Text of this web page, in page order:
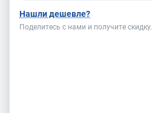
Нашли дешевле?
Поделитесь с нами и получите скидку.